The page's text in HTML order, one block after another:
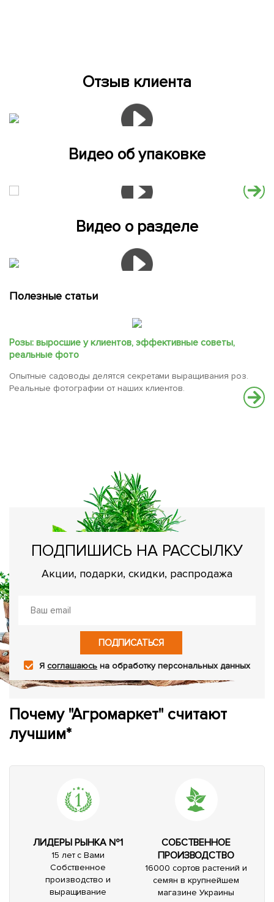
Отзыв клиента
Видео об упаковке
Видео о разделе
Полезные статьи
Розы: выросшие у клиентов, эффективные советы,
реальные фото
Опытные садоводы делятся секретами выращивания роз.
Реальные фотографии от наших клиентов.
ПОДПИШИСЬ НА РАССЫЛКУ
Акции, подарки, скидки, распродажа
ПОДПИСАТЬСЯ
Ясоглашаюсь на обработку персональных данных
Почему "Агромаркет" считают
лучшим*
ЛИДЕРЫ РЫНКА №1
15 лет с Вами
Собственное
производство и
выращивание
СОБСТВЕННОЕ
ПРОИЗВОДСТВО
16000 сортов растений и
семян в крупнейшем
магазине Украины